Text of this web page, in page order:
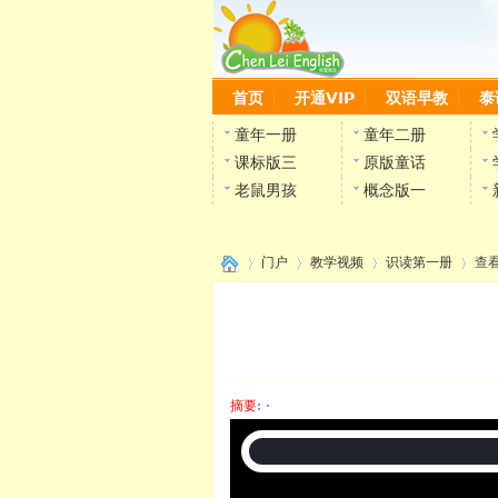
首页 开通VIP 双语早教 泰
童年一册 童年二册
课标版三
原版童话
老鼠男孩
概念版一
陈雷
门户 教学视频 识读第一册 查
摘要: ·